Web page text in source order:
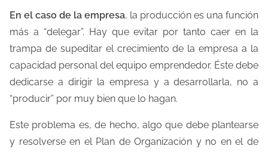
En el caso de la empresa, la producción es una función
más a “delegar”. Hay que evitar por tanto caer en la
trampa de supeditar el crecimiento de la empresa a la
capacidad personal del equipo emprendedor. Éste debe
dedicarse a dirigir la empresa y a desarrollarla, no a
“producir” por muy bien que lo hagan.
Este problema es, de hecho, algo que debe plantearse
y resolverse en el Plan de Organización y no en el de